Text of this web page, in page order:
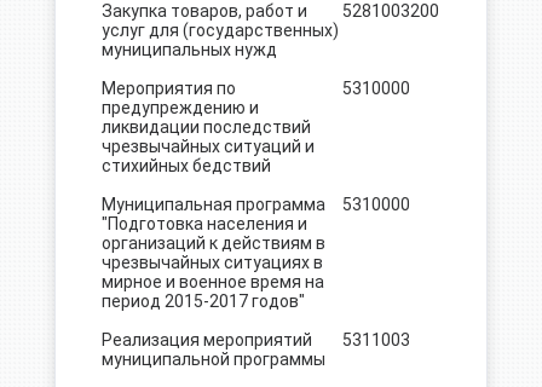
Закупка товаров, работ и
услуг для (государственных)
муниципальных нужд
5281003200
Мероприятия по
предупреждению и
ликвидации последствий
чрезвычайных ситуаций и
стихийных бедствий
5310000
Муниципальная программа
"Подготовка населения и
организаций к действиям в
чрезвычайных ситуациях в
мирное и военное время на
период 2015-2017 годов"
5310000
Реализация мероприятий
муниципальной программы
5311003